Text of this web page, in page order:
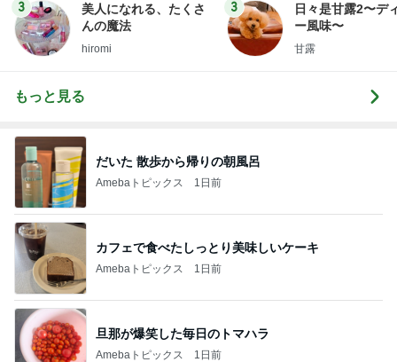
3
美人になれる、たくさ
んの魔法
hiromi
3
日々是甘露2〜デ
ー風味〜
甘露
もっと見る
だいた 散歩から帰りの朝風呂
Amebaトピックス 1日前
カフェで食べたしっとり美味しいケーキ
Amebaトピックス 1日前
旦那が爆笑した毎日のトマハラ
Amebaトピックス 1日前